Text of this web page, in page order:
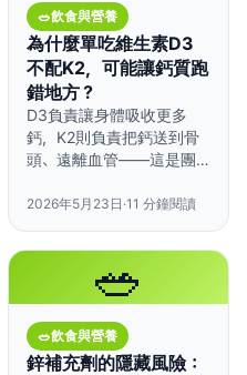
🥗飲食與營養
為什麼單吃維生素D3
不配K2，可能讓鈣質跑
錯地方？
D3負責讓身體吸收更多
鈣，K2則負責把鈣送到骨
頭、遠離血管——這是團
2026年5月23日 ·11 分鐘閱讀
🥗
🥗飲食與營養
鋅補充劑的隱藏風險：